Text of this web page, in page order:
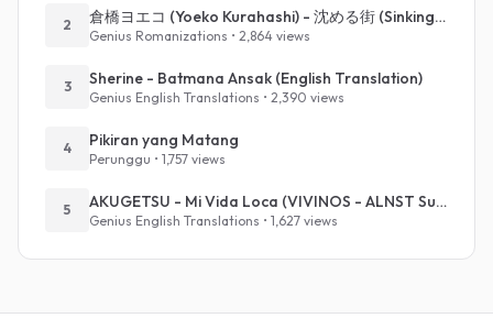
2 倉橋ヨエコ (Yoeko Kurahashi) - 沈める街 (Sinking Town) (Romanized)
Genius Romanizations • 2,864 views
3 Sherine - Batmana Ansak (English Translation)
Genius English Translations • 2,390 views
4 Pikiran yang Matang
Perunggu • 1,757 views
5 AKUGETSU - Mi Vida Loca (VIVINOS - ALNST Sub : Till Part.1)
Genius English Translations • 1,627 views